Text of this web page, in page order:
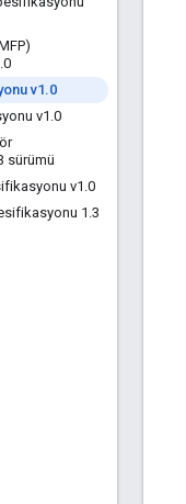
.0
v1.0
v1 .0
sürümü
v1 .0
1 .3